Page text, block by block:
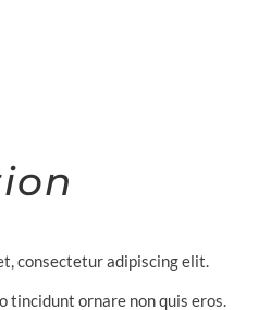
consectetur adipiscing elit.
tincidunt ornare non quis eros.